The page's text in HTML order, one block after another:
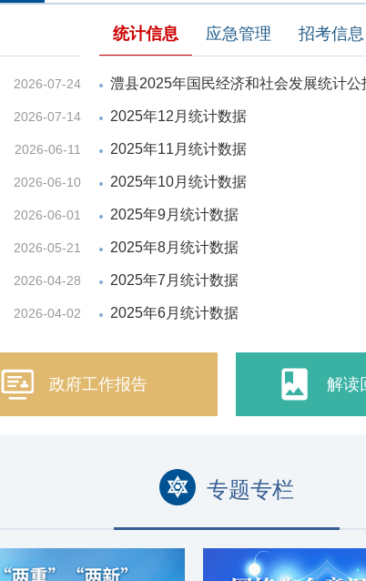
2026-07-24
2026-07-14
2026-06-11
2026-06-10
2026-06-01
2026-05-21
2026-04-28
2026-04-02
统计信息 应急管理 招考信息
澧县2025年国民经济和社会发展统计公
2025年12月统计数据
2025年11月统计数据
2025年10月统计数据
2025年9月统计数据
2025年8月统计数据
2025年7月统计数据
2025年6月统计数据
 政府工作报告  解读
 专题专栏